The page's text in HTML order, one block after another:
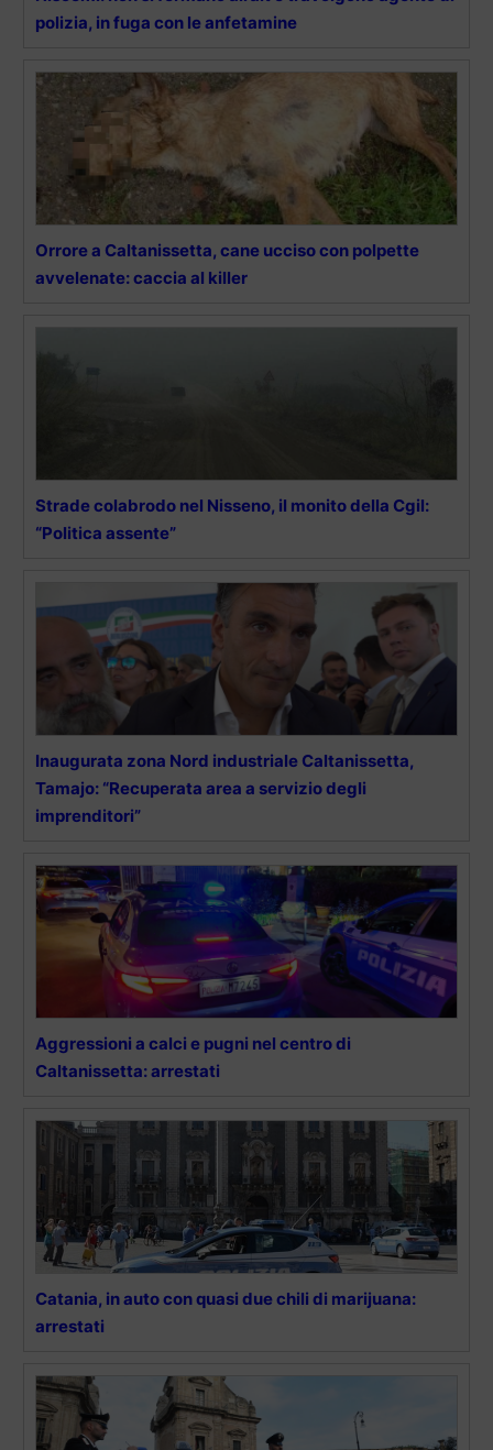
polizia, in fuga con le anfetamine
Orrore a Caltanissetta, cane ucciso con polpette
avvelenate: caccia al killer
Strade colabrodo nel Nisseno, il monito della Cgil:
“Politica assente”
Inaugurata zona Nord industriale Caltanissetta,
Tamajo: “Recuperata area a servizio degli
imprenditori”
Aggressioni a calci e pugni nel centro di
Caltanissetta: arrestati
Catania, in auto con quasi due chili di marijuana:
arrestati